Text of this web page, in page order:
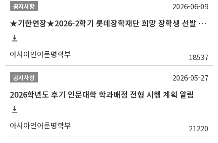
공지사항
★기한연장★2026-2학기 롯데장학재단 희망 장학생 선발 안내(~6/15
아시아언어문명학부 18537
2026-06-09
공지사항
2026학년도 후기 인문대학 학과배정 전형 시행 계획 알림
아시아언어문명학부 21220
2026-05-27